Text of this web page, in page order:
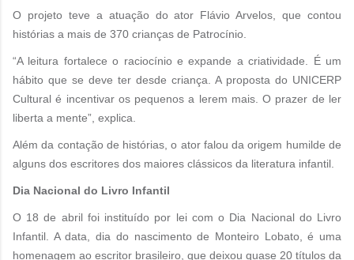
O projeto teve a atuação do ator Flávio Arvelos, que contou
histórias a mais de 370 crianças de Patrocínio.
“A leitura fortalece o raciocínio e expande a criatividade. É um
hábito que se deve ter desde criança. A proposta do UNICERP
Cultural é incentivar os pequenos a lerem mais. O prazer de ler
liberta a mente”, explica.
Além da contação de histórias, o ator falou da origem humilde de
alguns dos escritores dos maiores clássicos da literatura infantil.
Dia Nacional do Livro Infantil
O 18 de abril foi instituído por lei com o Dia Nacional do Livro
Infantil. A data, dia do nascimento de Monteiro Lobato, é uma
homenagem ao escritor brasileiro, que deixou quase 20 títulos da